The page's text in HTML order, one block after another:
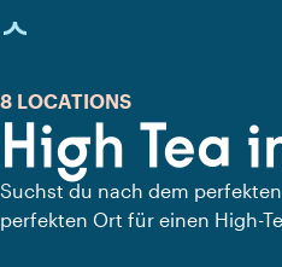
geladen
High Tea
8 LOCATIONS
Suchst du nach dem
perfekten Ort für einen High-